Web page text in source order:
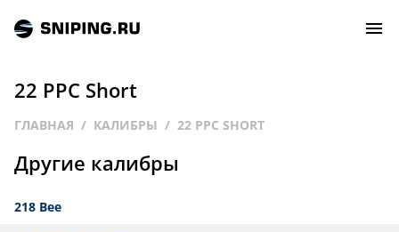
РЕЙТИНГ
ТИРЫ И СТРЕЛЬБИЩА
22 PPC Short
ГЛАВНАЯ КАЛИБРЫ 22 PPC SHORT
Другие калибры
218 Bee